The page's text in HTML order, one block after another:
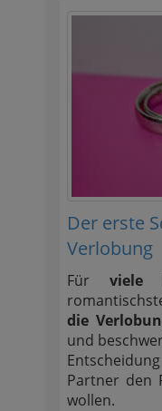
Der erste
Verlobung
Für viele
die
und
Partner den
wollen.